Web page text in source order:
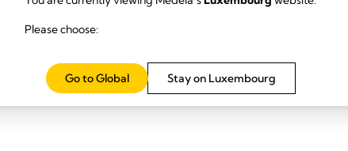
delivery cup compared to forceps delivery of the fetal head
Please choose:
Stay on Luxembourg
Go to Global